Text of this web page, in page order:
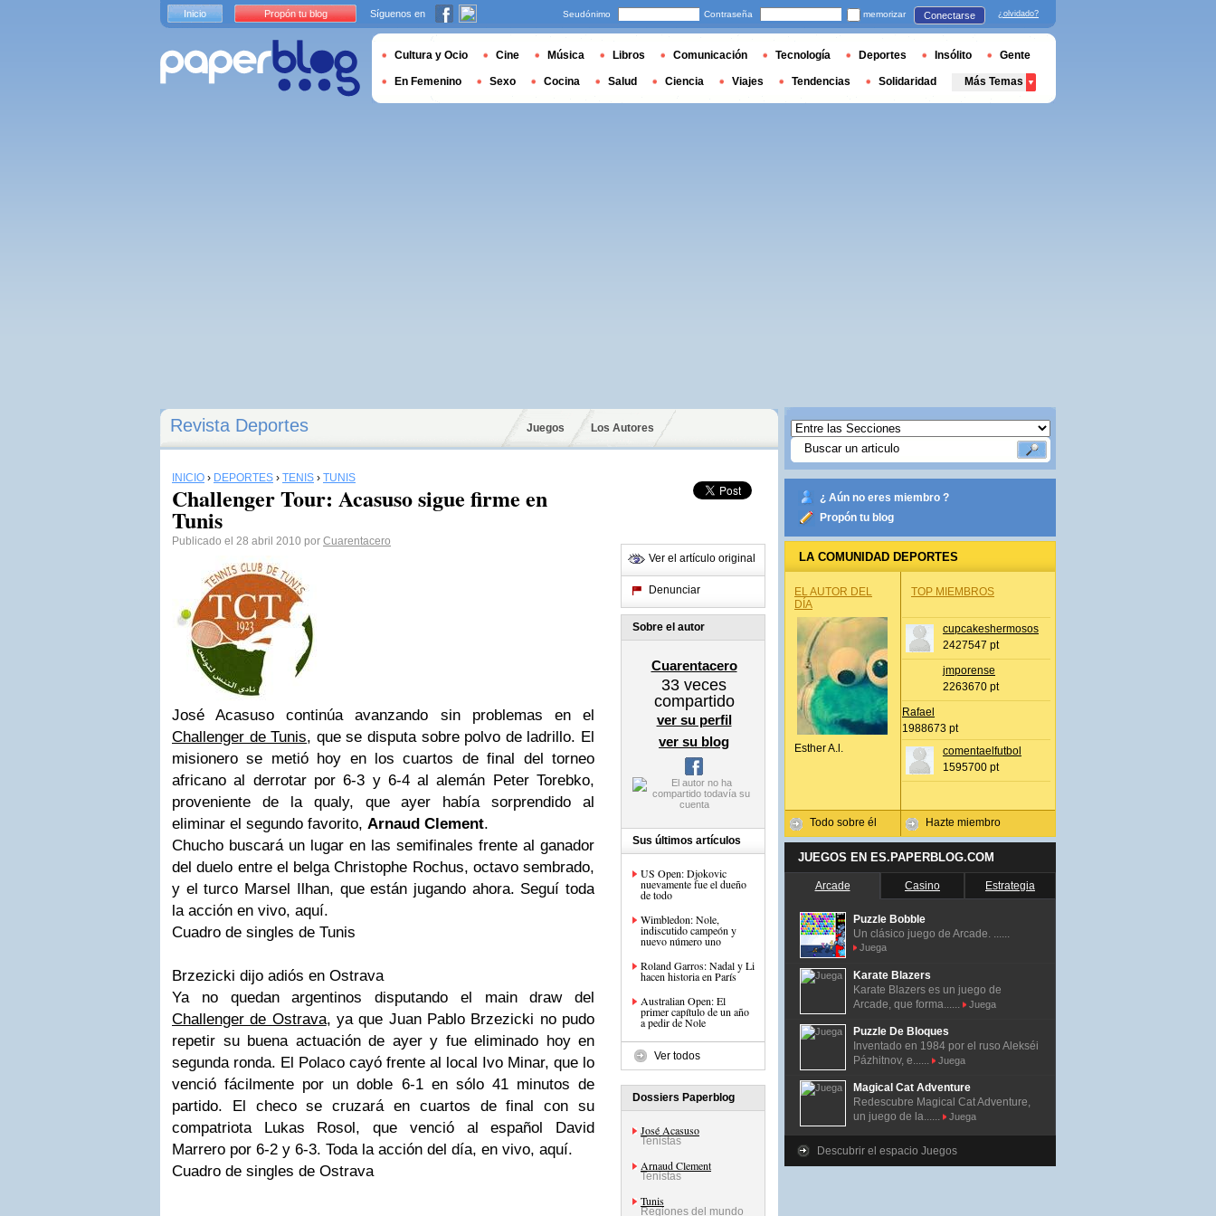
Revista Deportes Juegos Los Autores
INICIO › DEPORTES › TENIS › TUNIS
Challenger Tour: Acasuso sigue firme en
Tunis
Publicado el 28 abril 2010 por Cuarentacero
José Acasuso continúa avanzando sin problemas en el
Challenger de Tunis, que se disputa sobre polvo de ladrillo. El
misionero se metió hoy en los cuartos de final del torneo
africano al derrotar por 6-3 y 6-4 al alemán Peter Torebko,
proveniente de la qualy, que ayer había sorprendido al
eliminar el segundo favorito, Arnaud Clement.
Chucho buscará un lugar en las semifinales frente al ganador
del duelo entre el belga Christophe Rochus, octavo sembrado,
y el turco Marsel Ilhan, que están jugando ahora. Seguí toda
la acción en vivo, aquí.
Cuadro de singles de Tunis
Brzezicki dijo adiós en Ostrava
Ya no quedan argentinos disputando el main drawdel
Challenger de Ostrava, ya que Juan Pablo Brzezicki no pudo
repetir su buena actuación de ayer y fue eliminado hoy en
segunda ronda. El Polaco cayó frente al local Ivo Minar, que lo
venció fácilmente por un doble 6-1 en sólo 41 minutos de
partido. El checo se cruzará en cuartos de final con su
compatriota Lukas Rosol, que venció al español David
Marrero por 6-2 y 6-3. Toda la acción del día, en vivo, aquí.
Cuadro de singles de Ostrava
Ver el artículo original
Denunciar
Sobre el autor
Cuarentacero
33 veces
compartido
ver su perfil
ver su blog
Sus últimos artículos
US Open: Djokovic
nuevamente fue el dueño
de todo
Wimbledon: Nole,
indiscutido campeón y
nuevo número uno
Roland Garros: Nadal y Li
hacen historia en París
Australian Open: El
primer capítulo de un año
a pedir de Nole
Ver todos
Dossiers Paperblog
José Acasuso
Tenistas
Arnaud Clement
Tenistas
Tunis
Regiones del mundo
¿ Aún no eres miembro ?
Propón tu blog
LA COMUNIDAD DEPORTES
EL AUTOR DEL
DÍA
Esther A.l.
Todo sobre él
TOP MIEMBROS
cupcakeshermosos
2427547 pt
jmporense
2263670 pt
Rafael
1988673 pt
comentaelfutbol
1595700 pt
Hazte miembro
JUEGOS EN ES.PAPERBLOG.COM
Arcade Casino Estrategia
Puzzle Bobble
Un clásico juego de Arcade. ......
Juega
Karate Blazers
Karate Blazers es un juego de
Arcade, que forma......
Juega
Puzzle De Bloques
Inventado en 1984 por el ruso Alekséi
Pázhitnov, e......
Juega
Magical Cat Adventure
Redescubre Magical Cat Adventure,
un juego de la......
Juega
Descubrir el espacio Juegos
Inicio Propón tu blog Síguenos en Seudónimo Contraseña memorizar Conectarse ¿olvidado?
Cultura y Ocio Cine Música Libros Comunicación Tecnología Deportes Insólito Gente
En Femenino Sexo Cocina Salud Ciencia Viajes Tendencias Solidaridad Más Temas